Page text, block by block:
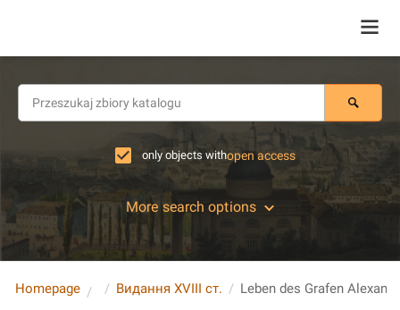
only objects withopen access
More search options
Homepage Видання XVIII ст.